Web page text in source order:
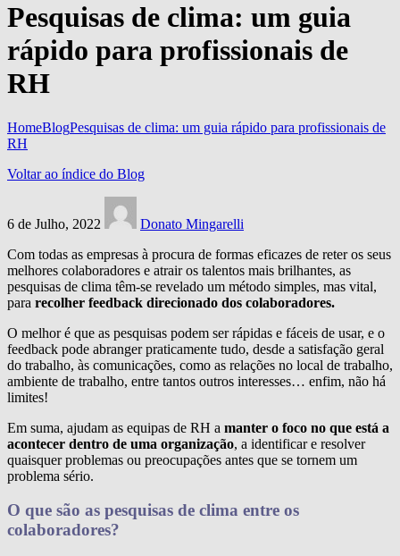
Pesquisas de clima: um guia
rápido para profissionais de
RH
HomeBlogPesquisas de clima: um guia rápido para profissionais de
RH
Voltar ao índice do Blog
6 de Julho, 2022
Donato Mingarelli
Com todas as empresas à procura de formas eficazes de reter os seus
melhores colaboradores e atrair os talentos mais brilhantes, as
pesquisas de clima têm-se revelado um método simples, mas vital,
para recolher feedback direcionado dos colaboradores.
O melhor é que as pesquisas podem ser rápidas e fáceis de usar, e o
feedback pode abranger praticamente tudo, desde a satisfação geral
do trabalho, às comunicações, como as relações no local de trabalho,
ambiente de trabalho, entre tantos outros interesses… enfim, não há
limites!
Em suma, ajudam as equipas de RH a manter o foco no que está a
acontecer dentro de uma organização, a identificar e resolver
quaisquer problemas ou preocupações antes que se tornem um
problema sério.
O que são as pesquisas de clima entre os
colaboradores?